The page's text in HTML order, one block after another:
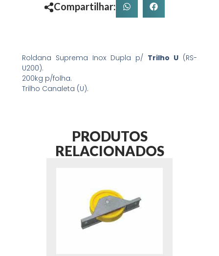
Compartilhar:
Roldana Suprema Inox Dupla p/ Trilho U (RS-
U200).
200kg p/folha.
Trilho Canaleta (U).
PRODUTOS
RELACIONADOS